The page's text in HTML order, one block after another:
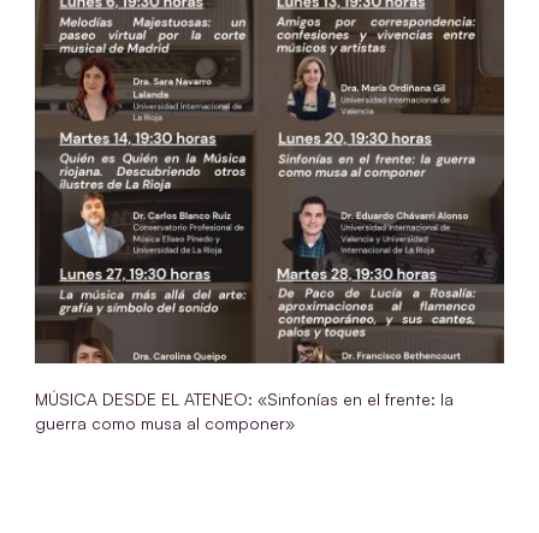
MÚSICA DESDE EL ATENEO: «Sinfonías en el frente: la
guerra como musa al componer»